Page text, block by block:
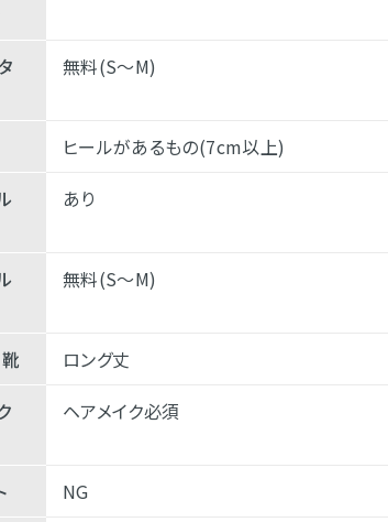
無料(S～M)
ヒールがあるもの(7cm以上)
あり
無料(S～M)
ロング丈
ヘアメイク必須
NG